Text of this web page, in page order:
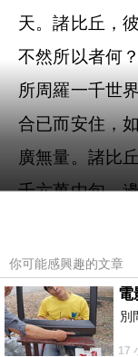
天。諸比丘，
不然所以者何
所周羅一千世
合已而安住，
廣無量。諸比
千六萬由旬，
寶合成，所謂
四方有峯，其
級，諸神住處
你可能感興趣的文章
電
別
17